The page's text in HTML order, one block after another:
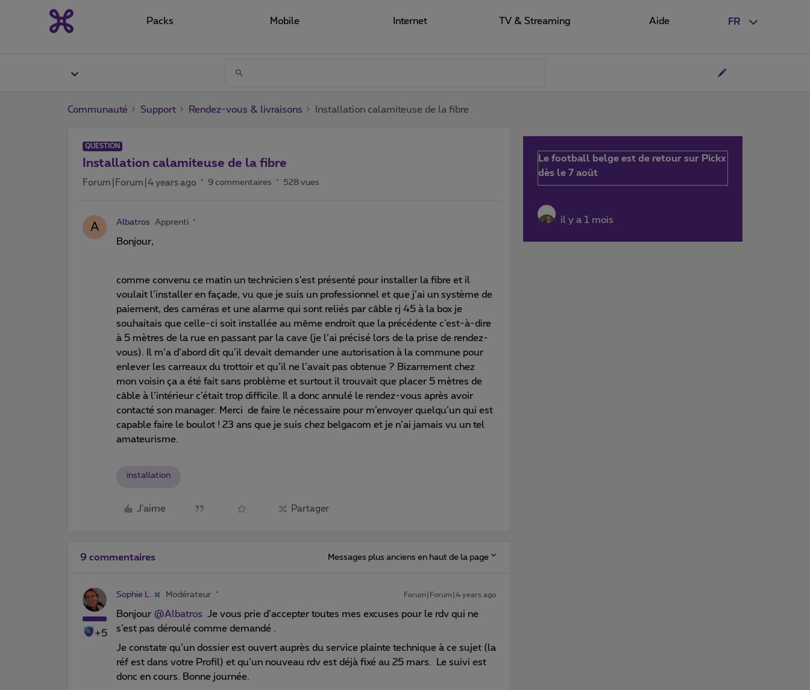
FR
Packs Mobile Internet TV & Streaming Aide
Communauté Support Rendez-vous & livraisons Installation calamiteuse de la fibre
QUESTION
Installation calamiteuse de la fibre
Forum|Forum|4 years ago 9 commentaires 528 vues
A Albatros Apprenti
Bonjour,
comme convenu ce matin un technicien s’est présenté pour installer la fibre et il
voulait l’installer en façade, vu que je suis un professionnel et que j’ai un système de
paiement, des caméras et une alarme qui sont reliés par câble rj 45 à la box je
souhaitais que celle-ci soit installée au même endroit que la précédente c’est-à-dire
à 5 mètres de la rue en passant par la cave (je l’ai précisé lors de la prise de rendez-
vous). Il m’a d’abord dit qu’il devait demander une autorisation à la commune pour
enlever les carreaux du trottoir et qu’il ne l’avait pas obtenue ? Bizarrement chez
mon voisin ça a été fait sans problème et surtout il trouvait que placer 5 mètres de
câble à l’intérieur c’était trop difficile. Il a donc annulé le rendez-vous après avoir
contacté son manager. Merci de faire le nécessaire pour m’envoyer quelqu’un qui est
capable faire le boulot ! 23 ans que je suis chez belgacom et je n’ai jamais vu un tel
amateurisme.
installation
J'aime Partager
9 commentaires Messages plus anciens en haut de la page
+5
Sophie L. Modérateur Forum|Forum|4 years ago
Bonjour @Albatros Je vous prie d’accepter toutes mes excuses pour le rdv qui ne
s’est pas déroulé comme demandé .
Je constate qu’un dossier est ouvert auprès du service plainte technique à ce sujet (la
réf est dans votre Profil) et qu’un nouveau rdv est déjà fixé au 25 mars. Le suivi est
donc en cours. Bonne journée.
Le football belge est de retour sur Pickx
dès le 7 août
il y a 1 mois